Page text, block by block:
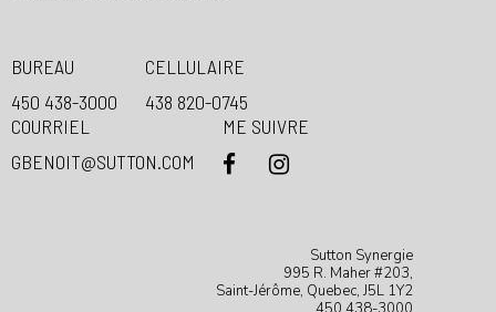
BUREAU
450 438-3000
CELLULAIRE
438 820-0745
COURRIEL
GBENOIT@SUTTON.COM
ME SUIVRE
Sutton Synergie
995 R. Maher #203,
Saint-Jérôme, Quebec, J5L 1Y2